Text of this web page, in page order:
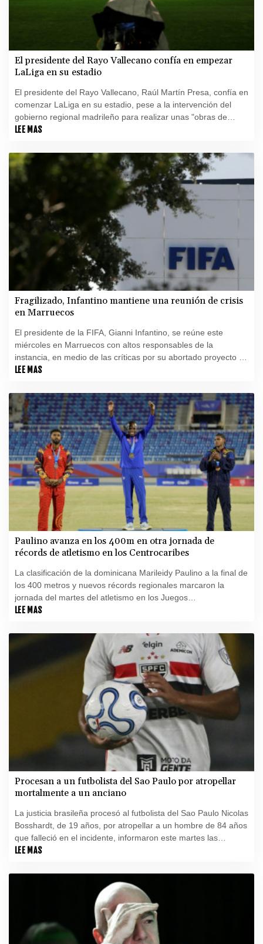
El presidente del Rayo Vallecano confía en empezar
LaLiga en su estadio
El presidente del Rayo Vallecano, Raúl Martín Presa, confía en
comenzar LaLiga en su estadio, pese a la intervención del
gobierno regional madrileño para realizar unas "obras de
urgencia" por el mal estado de las instalaciones.
LEE MAS
Fragilizado, Infantino mantiene una reunión de crisis
en Marruecos
El presidente de la FIFA, Gianni Infantino, se reúne este
miércoles en Marruecos con altos responsables de la
instancia, en medio de las críticas por su abortado proyecto de
abrir la institución a la inversión privada.
LEE MAS
Paulino avanza en los 400m en otra jornada de
récords de atletismo en los Centrocaribes
La clasificación de la dominicana Marileidy Paulino a la final de
los 400 metros y nuevos récords regionales marcaron la
jornada del martes del atletismo en los Juegos
Centroamericanos y del Caribe Santo Domingo 2026.
LEE MAS
Procesan a un futbolista del Sao Paulo por atropellar
mortalmente a un anciano
La justicia brasileña procesó al futbolista del Sao Paulo Nicolas
Bosshardt, de 19 años, por atropellar a un hombre de 84 años
que falleció en el incidente, informaron este martes las
autoridades y el club.
LEE MAS